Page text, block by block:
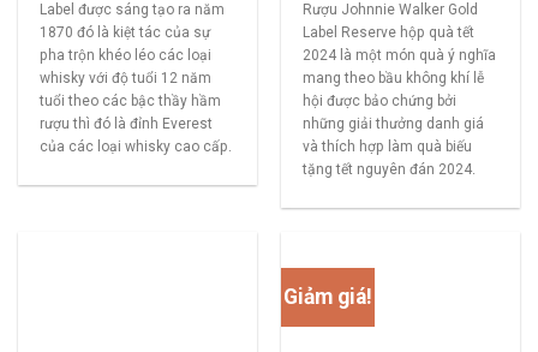
Label được sáng tạo ra năm
1870 đó là kiệt tác của sự
pha trộn khéo léo các loại
whisky với độ tuổi 12 năm
tuổi theo các bậc thầy hầm
rượu thì đó là đỉnh Everest
của các loại whisky cao cấp.
Rượu Johnnie Walker Gold
Label Reserve hộp quà tết
2024 là một món quà ý nghĩa
mang theo bầu không khí lễ
hội được bảo chứng bởi
những giải thưởng danh giá
và thích hợp làm quà biếu
tặng tết nguyên đán 2024.
Giảm giá!